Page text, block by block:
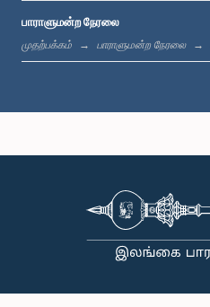
பி.ப. 12:05 - பி.ப. 12:13
பி.ப. 1:00 - பி.ப. 1:10
பி.ப. 1:10 - பி.ப. 1:19
பாராளுமன்ற நேரலை
முதற்பக்கம் பாராளுமன்ற நேரலை